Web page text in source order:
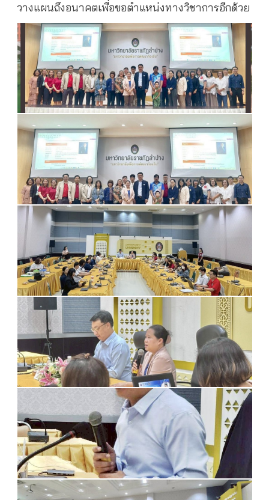
วางแผนถึงอนาคตเพื่อขอตำแหน่งทางวิชาการอีกด้วย